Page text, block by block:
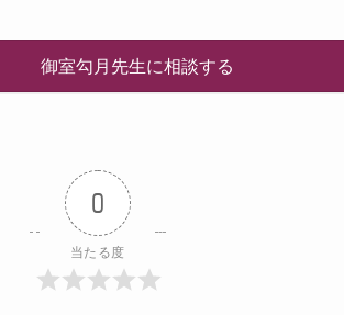
御室勾月先生に相談する
0
当たる度